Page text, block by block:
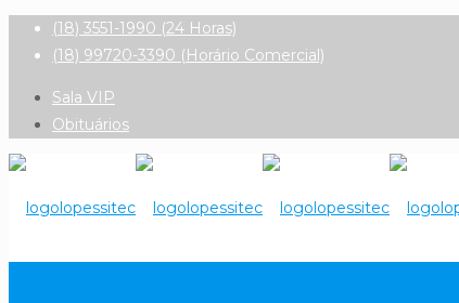
(18) 3551-1990 (24 Horas)
(18) 99720-3390 (Horário Comercial)
Sala VIP
Obituários